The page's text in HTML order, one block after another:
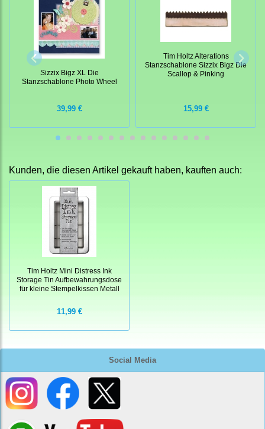
Social Media
Sizzix Bigz XL Die
Stanzschablone Photo Wheel
39,99 €
Tim Holtz Alterations
Stanzschablone Sizzix Bigz Die
Scallop & Pinking
15,99 €
Kunden, die diesen Artikel gekauft haben, kauften auch:
Tim Holtz Mini Distress Ink
Storage Tin Aufbewahrungsdose
für kleine Stempelkissen Metall
11,99 €